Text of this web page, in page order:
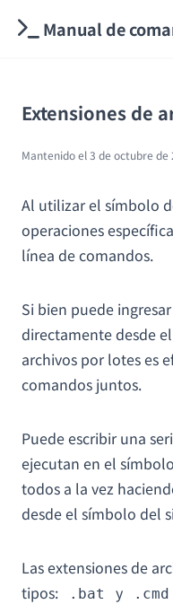
Manual de
Extensiones de
Mantenido el3 de octubre de
Al utilizar el símbolo
operaciones
línea de comandos.
Si bien puede
directamente desde
archivos por lotes es
comandos juntos.
Puede escribir una
ejecutan en el
todos a la vez
desde el símbolo del
Las extensiones de
tipos:
.bat y .cmd